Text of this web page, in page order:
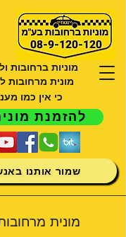
מוניות ברחובות
מונית מרחובות
כי אין כמו
להזמנת
שמור אותנו
מונית